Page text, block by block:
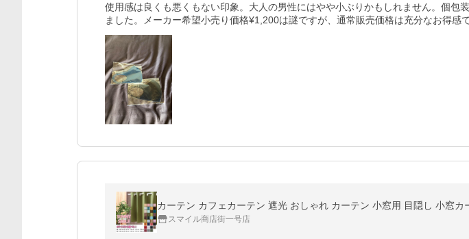
使用感は良くも悪くもない印象。大人の男性にはやや小ぶりかもしれません。個包
ました。メーカー希望小売り価格¥1,200は謎ですが、通常販売価格は充分なお得感
カーテン カフェカーテン 遮光 おしゃれ カーテン 小窓用 目隠し 小窓
スマイル商店街一号店